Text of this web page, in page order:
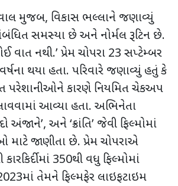
મુજબ, વિકાસ ભલ્લાને જણાવ્યું
સમસ્યા છે અને નોર્મલ રૂટિન છે.
વાત નથી.’પ્રેમ ચોપરા 23 સપ્ટેમ્બર
વર્ષના થયા હતા. પરિવારે જણાવ્યું હતું કે
પરેશાનીઓને કારણે નિયમિત ચેકઅપ
આવ્યા હતા. અભિનેતા
દો અંજાને’, અને‘ક્રાંતિ’ જેવી ફિલ્મોમાં
જાણીતા છે. પ્રેમ ચોપરાએ
350થી વધુ ફિલ્મોમાં
તેમને ફિલ્મફેર લાઇફટાઇમ